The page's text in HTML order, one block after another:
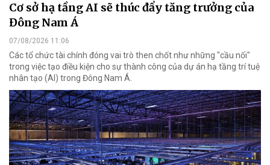
Cơ sở hạ tầng AI sẽ thúc đẩy tăng trưởng của
Đông Nam Á
07/08/2026 11:06
Các tổ chức tài chính đóng vai trò then chốt như những "cầu nối"
trong việc tạo điều kiện cho sự thành công của dự án hạ tầng trí tuệ
nhân tạo (AI) trong Đông Nam Á.